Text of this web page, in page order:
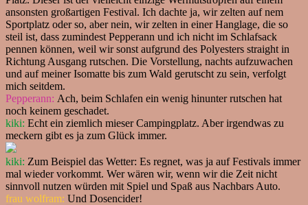
ansonsten großartigen Festival. Ich dachte ja, wir zelten auf nem
Sportplatz oder so, aber nein, wir zelten in einer Hanglage, die so
steil ist, dass zumindest Pepperann und ich nicht im Schlafsack
pennen können, weil wir sonst aufgrund des Polyesters straight in
Richtung Ausgang rutschen. Die Vorstellung, nachts aufzuwachen
und auf meiner Isomatte bis zum Wald gerutscht zu sein, verfolgt
mich seitdem.
Pepperann: Ach, beim Schlafen ein wenig hinunter rutschen hat
noch keinem geschadet.
kiki: Echt ein ziemlich mieser Campingplatz. Aber irgendwas zu
meckern gibt es ja zum Glück immer.
kiki: Zum Beispiel das Wetter: Es regnet, was ja auf Festivals immer
mal wieder vorkommt. Wer wären wir, wenn wir die Zeit nicht
sinnvoll nutzen würden mit Spiel und Spaß aus Nachbars Auto.
frau wolfram: Und Dosencider!